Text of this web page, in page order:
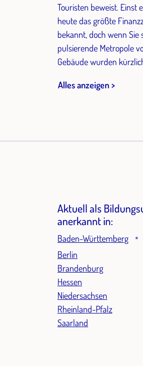
Touristen beweist. Einst
heute das größte
bekannt, doch wenn Sie
pulsierende Metropole
Gebäude wurden
Alles anzeigen >
Aktuell als
anerkannt in:
Baden-Württemberg *
Berlin
Brandenburg
Hessen
Niedersachsen
Rheinland-Pfalz
Saarland